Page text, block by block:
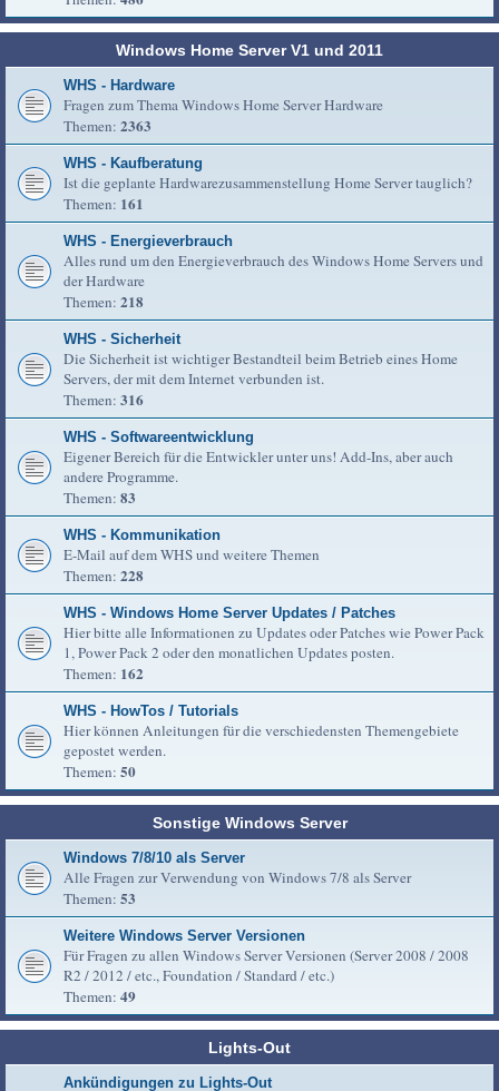
Windows Home Server V1 und 2011
WHS - Hardware
Fragen zum Thema Windows Home Server Hardware
Themen: 2363
WHS - Kaufberatung
Ist die geplante Hardwarezusammenstellung Home Server tauglich?
Themen: 161
WHS - Energieverbrauch
Alles rund um den Energieverbrauch des Windows Home Servers und
der Hardware
Themen: 218
WHS - Sicherheit
Die Sicherheit ist wichtiger Bestandteil beim Betrieb eines Home
Servers, der mit dem Internet verbunden ist.
Themen: 316
WHS - Softwareentwicklung
Eigener Bereich für die Entwickler unter uns! Add-Ins, aber auch
andere Programme.
Themen: 83
WHS - Kommunikation
E-Mail auf dem WHS und weitere Themen
Themen: 228
WHS - Windows Home Server Updates / Patches
Hier bitte alle Informationen zu Updates oder Patches wie Power Pack
1, Power Pack 2 oder den monatlichen Updates posten.
Themen: 162
WHS - HowTos / Tutorials
Hier können Anleitungen für die verschiedensten Themengebiete
gepostet werden.
Themen: 50
Sonstige Windows Server
Windows 7/8/10 als Server
Alle Fragen zur Verwendung von Windows 7/8 als Server
Themen: 53
Weitere Windows Server Versionen
Für Fragen zu allen Windows Server Versionen (Server 2008 / 2008
R2 / 2012 / etc., Foundation / Standard / etc.)
Themen: 49
Lights-Out
Ankündigungen zu Lights-Out